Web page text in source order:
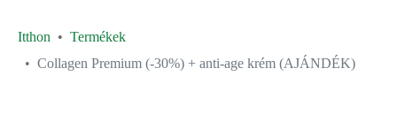
Itthon
Termékek
Collagen Premium (-30%) + anti-age krém (AJÁNDÉK)